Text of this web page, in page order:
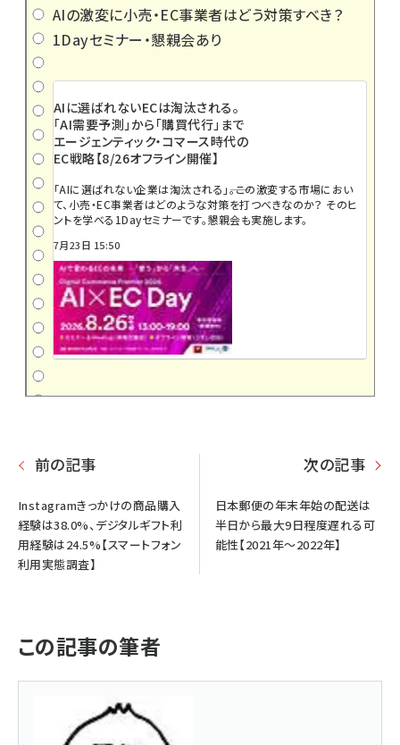
AIの激変に小売・EC事業者はどう対策すべき？
1Dayセミナー・懇親会あり
AIに選ばれないECは淘汰される。
「AI需要予測」から「購買代行」まで
エージェンティック・コマース時代の
EC戦略【8/26オフライン開催】
「AIに選ばれない企業は淘汰される」――。この激変する市場におい
て、小売・EC事業者はどのような対策を打つべきなのか？ そのヒ
ントを学べる1Dayセミナーです。懇親会も実施します。
7月23日 15:50
前の記事
Instagramきっかけの商品購入
経験は38.0%、デジタルギフト利
用経験は24.5%【スマートフォン
利用実態調査】
次の記事
日本郵便の年末年始の配送は
半日から最大9日程度遅れる可
能性【2021年～2022年】
この記事の筆者